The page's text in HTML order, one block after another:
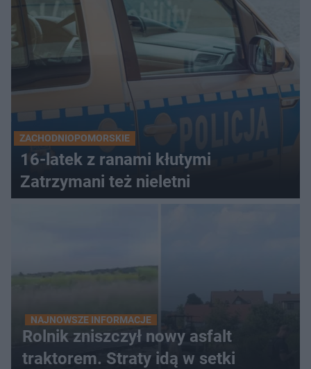
ZACHODNIOPOMORSKIE
16-latek z ranami kłutymi
Zatrzymani też nieletni
NAJNOWSZE INFORMACJE
Rolnik zniszczył nowy asfalt
traktorem. Straty idą w setki